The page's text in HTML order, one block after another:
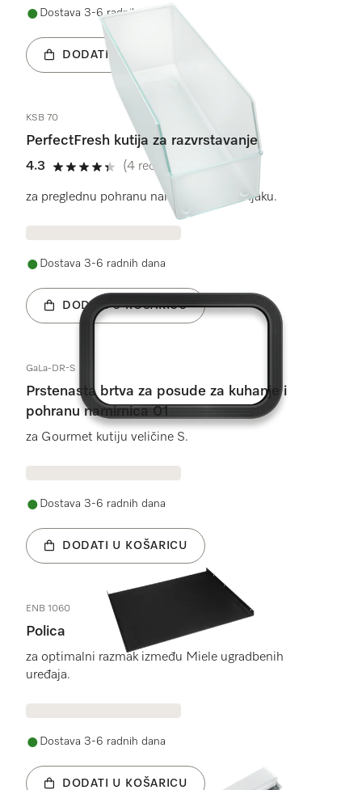
Dostava 3-6 radnih dana
DODATI U KOŠARICU
KSB 70
PerfectFresh kutija za razvrstavanje
4.3
4.3 od 5
(4 recenzije)
za preglednu pohranu namirnica u hladnjaku.
Dostava 3-6 radnih dana
DODATI U KOŠARICU
GaLa-DR-S
Prstenasta brtva za posude za kuhanje i
pohranu namirnica 01
za Gourmet kutiju veličine S.
Dostava 3-6 radnih dana
DODATI U KOŠARICU
ENB 1060
Polica
za optimalni razmak između Miele ugradbenih
uređaja.
Dostava 3-6 radnih dana
DODATI U KOŠARICU